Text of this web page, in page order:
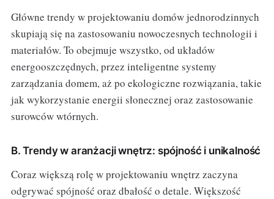
Główne trendy w projektowaniu domów jednorodzinnych
skupiają się na zastosowaniu nowoczesnych technologii i
materiałów. To obejmuje wszystko, od układów
energooszczędnych, przez inteligentne systemy
zarządzania domem, aż po ekologiczne rozwiązania, takie
jak wykorzystanie energii słonecznej oraz zastosowanie
surowców wtórnych.
B. Trendy w aranżacji wnętrz: spójność i unikalność
Coraz większą rolę w projektowaniu wnętrz zaczyna
odgrywać spójność oraz dbałość o detale. Większość